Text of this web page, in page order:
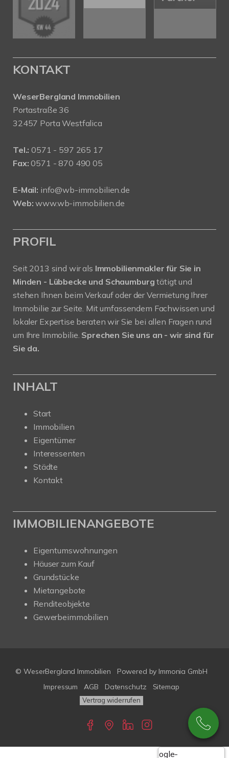
KONTAKT
WeserBergland Immobilien
Portastraße 36
32457 Porta Westfalica
Tel.: 0571 - 597 265 17
Fax: 0571 - 870 490 05
E-Mail: info@wb-immobilien.de
Web: www.wb-immobilien.de
PROFIL
Seit 2013 sind wir als Immobilienmakler für Sie in
Minden - Lübbecke und Schaumburgtätigt und
stehen Ihnen beim Verkauf oder der Vermietung Ihrer
Immobilie zur Seite. Mit umfassendem Fachwissen und
lokaler Expertise beraten wir Sie bei allen Fragen rund
um Ihre Immobilie. Sprechen Sie uns an - wir sind für
Sie da.
INHALT
Start
Immobilien
Eigentümer
Interessenten
Städte
Kontakt
IMMOBILIENANGEBOTE
Eigentumswohnungen
Häuser zum Kauf
Grundstücke
Mietangebote
Renditeobjekte
Gewerbeimmobilien
© WeserBergland Immobilien Powered by Immonia GmbH
Impressum
AGB Datenschutz Sitemap
Vertrag widerrufen
Google-